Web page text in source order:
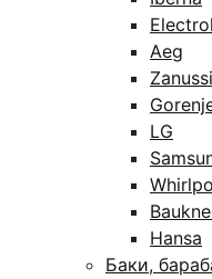
Aeg
Zanussi
LG
Hansa
Баки,